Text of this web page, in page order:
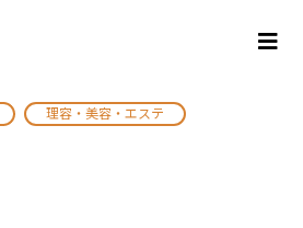
理容・美容・エステ